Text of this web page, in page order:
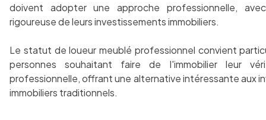
doivent adopter une approche professionnelle,
rigoureuse de leurs investissements immobiliers.
Le statut de loueur meublé professionnel convient
personnes souhaitant faire de l'immobilier leur
professionnelle, offrant une alternative intéressante aux
immobiliers traditionnels.